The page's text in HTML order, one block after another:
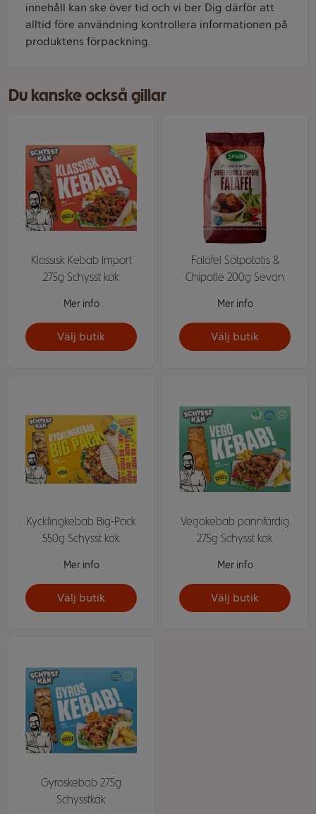
innehåll kan ske över tid och vi ber Dig därför att
alltid före användning kontrollera informationen på
produktens förpackning.
Du kanske också gillar
Klassisk Kebab Import
275g Schysst käk
Mer info
Välj butik
Falafel Sötpotatis &
Chipotle 200g Sevan
Mer info
Välj butik
Kycklingkebab Big-Pack
550g Schysst käk
Mer info
Välj butik
Vegokebab pannfärdig
275g Schysst käk
Mer info
Välj butik
Gyroskebab 275g
Schysstkäk